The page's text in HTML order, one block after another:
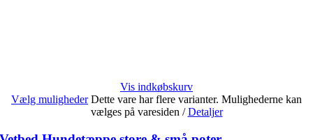
Vis indkøbskurv
Vælg muligheder Dette vare har flere varianter. Mulighederne kan
vælges på varesiden / Detaljer